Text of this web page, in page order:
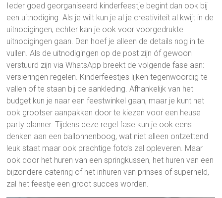
Ieder goed georganiseerd kinderfeestje begint dan ook bij
een uitnodiging. Als je wilt kun je al je creativiteit al kwijt in de
uitnodigingen, echter kan je ook voor voorgedrukte
uitnodigingen gaan. Dan hoef je alleen de details nog in te
vullen. Als de uitnodigingen op de post zijn óf gewoon
verstuurd zijn via WhatsApp breekt de volgende fase aan:
versieringen regelen. Kinderfeestjes lijken tegenwoordig te
vallen of te staan bij de aankleding. Afhankelijk van het
budget kun je naar een feestwinkel gaan, maar je kunt het
ook grootser aanpakken door te kiezen voor een heuse
party planner. Tijdens deze regel fase kun je ook eens
denken aan een ballonnenboog, wat niet alleen ontzettend
leuk staat maar ook prachtige foto’s zal opleveren. Maar
ook door het huren van een springkussen, het huren van een
bijzondere catering of het inhuren van prinses of superheld,
zal het feestje een groot succes worden.